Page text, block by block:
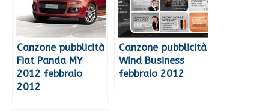
Canzone pubblicità
Fiat Panda MY
2012 febbraio
2012
Canzone pubblicità
Wind Business
febbraio 2012